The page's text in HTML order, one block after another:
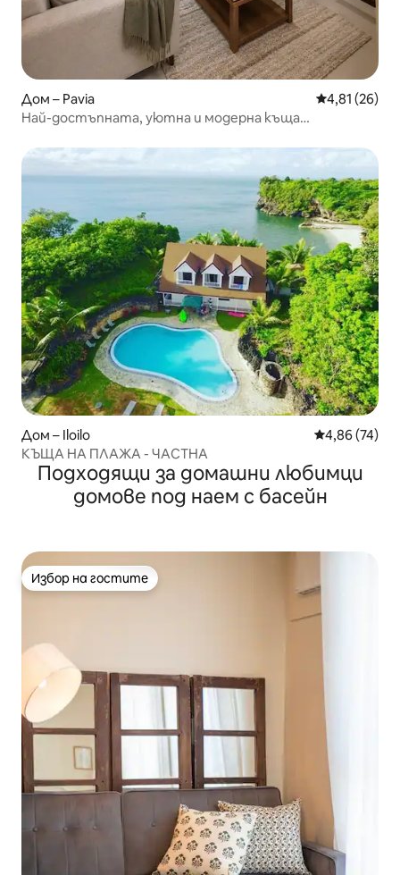
Дом – Pavia Средна
4,81 (26)
Най-достъпната, уютна и модерна къща
Дом – Iloilo Средна
4,86 (74)
КЪЩА НА ПЛАЖА - ЧАСТНА
Подходящи за домашни любимци
домове под наем с басейн
Избор на гостите
Избор на гостите